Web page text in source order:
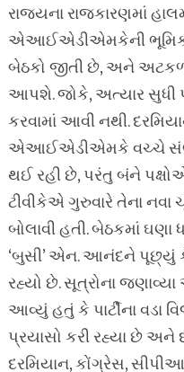
રાજ્યના રાજકારણમાં
એઆઈએડીએમકેની
બેઠકો જીતી છે, અને
આપશે. જોકે, અત્યાર સુધી
કરવામાં આવી નથી.
એઆઈએડીએમકે વચ્ચે
થઈ રહી છે, પરંતુ બંને
ટીવીકેએ ગુરુવારે તેના નવા
બોલાવી હતી. બેઠકમાં ઘણા
‘બુસી’ એન. આનંદને પૂછ્યું
રહ્યો છે. સૂત્રોના
આવ્યું હતું કે પાર્ટીના વડા
પ્રયાસો કરી રહ્યા છે
દરમિયાન, કોંગ્રેસ,